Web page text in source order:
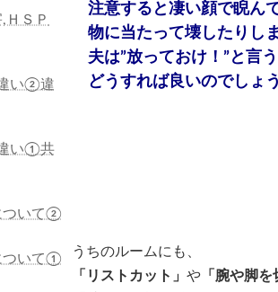
注意すると凄い顔で睨ん
物に当たって壊したりしま
夫は”放っておけ！”と言
どうすれば良いのでしょう
うちのルームにも、
「リストカット」や 「腕や脚を
ＨＳＰ
い②違
い①共
ついて②
ついて①